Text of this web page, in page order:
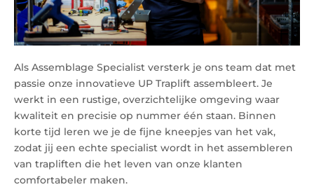
Als Assemblage Specialist versterk je ons team dat met
passie onze innovatieve UP Traplift assembleert. Je
werkt in een rustige, overzichtelijke omgeving waar
kwaliteit en precisie op nummer één staan. Binnen
korte tijd leren we je de fijne kneepjes van het vak,
zodat jij een echte specialist wordt in het assembleren
van trapliften die het leven van onze klanten
comfortabeler maken.